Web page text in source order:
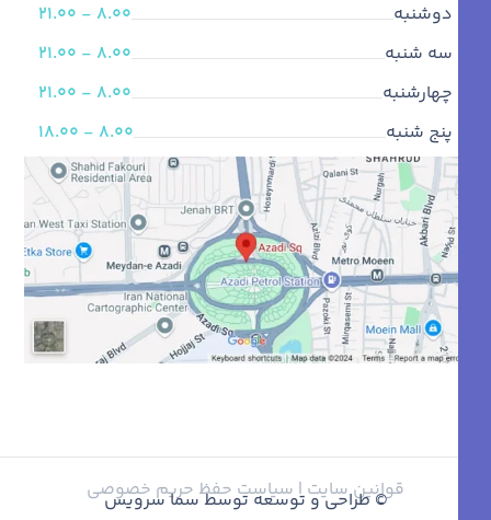
دوشنبه
8.00 - 21.00
سه شنبه
8.00 - 21.00
چهارشنبه
8.00 - 21.00
پنج شنبه
8.00 - 18.00
قوانین سایت |سیاست حفظ حریم خصوصی
© طراحی و توسعه توسط سما سرویس